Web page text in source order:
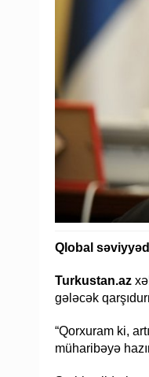
Qlobal
Turkustan.az
gələcək
“Qorxuram ki,
müharibəyə